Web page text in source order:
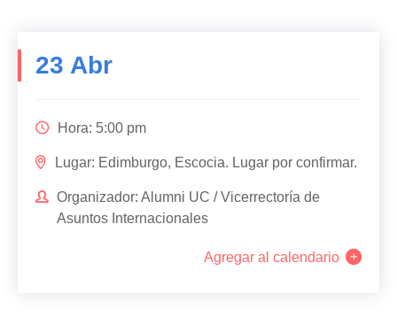
23 Abr
Hora: 5:00 pm
Lugar: Edimburgo, Escocia. Lugar por confirmar.
Organizador: Alumni UC / Vicerrectoría de
Asuntos Internacionales
Agregar al calendario